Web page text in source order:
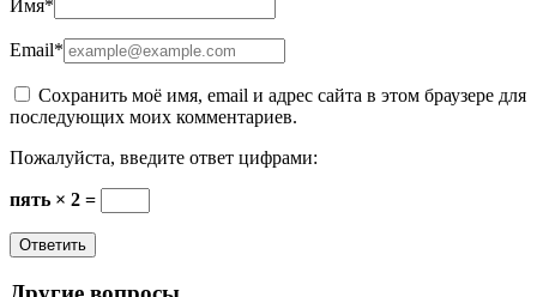
Имя*
Email*
Сохранить моё имя, email и адрес сайта в этом браузере для
последующих моих комментариев.
Пожалуйста, введите ответ цифрами:
пять × 2 =